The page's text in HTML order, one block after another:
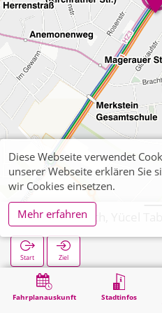
Fahrplanauskunft Stadtinfos
Start Ziel
Mobilität Herzogenrath,
Diese Webseite verwendet
unserer Webseite erklären Sie
wir Cookies einsetzen.
Mehr erfahren